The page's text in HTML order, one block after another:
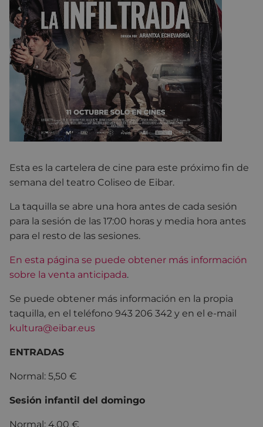
Esta es la cartelera de cine para este próximo fin de
semana del teatro Coliseo de Eibar.
La taquilla se abre una hora antes de cada sesión
para la sesión de las 17:00 horas y media hora antes
para el resto de las sesiones.
En esta página se puede obtener más información
sobre la venta anticipada.
Se puede obtener más información en la propia
taquilla, en el teléfono 943 206 342 y en el e-mail
kultura@eibar.eus
ENTRADAS
Normal: 5,50 €
Sesión infantil del domingo
Normal: 4,00 €